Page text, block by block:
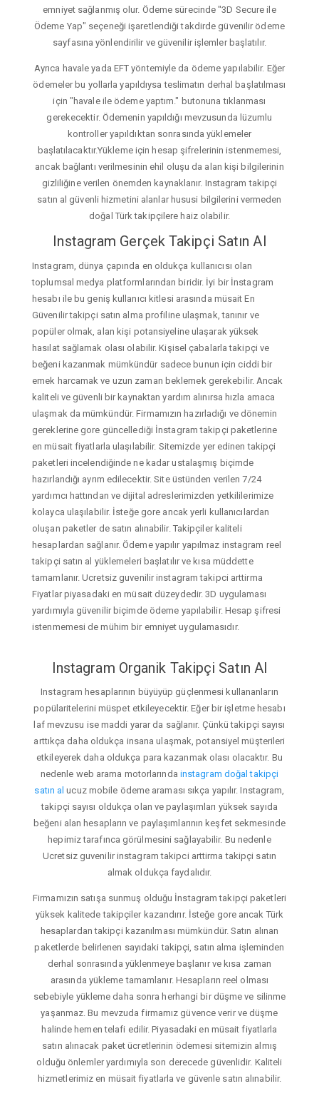
emniyet sağlanmış olur. Ödeme sürecinde "3D Secure ile
Ödeme Yap" seçeneği işaretlendiği takdirde güvenilir ödeme
sayfasına yönlendirilir ve güvenilir işlemler başlatılır.
Ayrıca havale yada EFT yöntemiyle da ödeme yapılabilir. Eğer
ödemeler bu yollarla yapıldıysa teslimatın derhal başlatılması
için "havale ile ödeme yaptım." butonuna tıklanması
gerekecektir. Ödemenin yapıldığı mevzusunda lüzumlu
kontroller yapıldıktan sonrasında yüklemeler
başlatılacaktır.Yükleme için hesap şifrelerinin istenmemesi,
ancak bağlantı verilmesinin ehil oluşu da alan kişi bilgilerinin
gizliliğine verilen önemden kaynaklanır. Instagram takipçi
satın al güvenli hizmetini alanlar hususi bilgilerini vermeden
doğal Türk takipçilere haiz olabilir.
Instagram Gerçek Takipçi Satın Al
Instagram, dünya çapında en oldukça kullanıcısı olan
toplumsal medya platformlarından biridir. İyi bir İnstagram
hesabı ile bu geniş kullanıcı kitlesi arasında müsait En
Güvenilir takipçi satın alma profiline ulaşmak, tanınır ve
popüler olmak, alan kişi potansiyeline ulaşarak yüksek
hasılat sağlamak olası olabilir. Kişisel çabalarla takipçi ve
beğeni kazanmak mümkündür sadece bunun için ciddi bir
emek harcamak ve uzun zaman beklemek gerekebilir. Ancak
kaliteli ve güvenli bir kaynaktan yardım alınırsa hızla amaca
ulaşmak da mümkündür. Firmamızın hazırladığı ve dönemin
gereklerine gore güncellediği İnstagram takipçi paketlerine
en müsait fiyatlarla ulaşılabilir. Sitemizde yer edinen takipçi
paketleri incelendiğinde ne kadar ustalaşmış biçimde
hazırlandığı ayrım edilecektir. Site üstünden verilen 7/24
yardımcı hattından ve dijital adreslerimizden yetkililerimize
kolayca ulaşılabilir. İsteğe gore ancak yerli kullanıcılardan
oluşan paketler de satın alınabilir. Takipçiler kaliteli
hesaplardan sağlanır. Ödeme yapılır yapılmaz instagram reel
takipçi satın al yüklemeleri başlatılır ve kısa müddette
tamamlanır. Ucretsiz guvenilir instagram takipci arttirma
Fiyatlar piyasadaki en müsait düzeydedir. 3D uygulaması
yardımıyla güvenilir biçimde ödeme yapılabilir. Hesap şifresi
istenmemesi de mühim bir emniyet uygulamasıdır.
Instagram Organik Takipçi Satın Al
Instagram hesaplarının büyüyüp güçlenmesi kullananların
popülaritelerini müspet etkileyecektir. Eğer bir işletme hesabı
laf mevzusu ise maddi yarar da sağlanır. Çünkü takipçi sayısı
arttıkça daha oldukça insana ulaşmak, potansiyel müşterileri
etkileyerek daha oldukça para kazanmak olası olacaktır. Bu
nedenle web arama motorlarında instagram doğal takipçi
satın al ucuz mobile ödeme araması sıkça yapılır. Instagram,
takipçi sayısı oldukça olan ve paylaşımları yüksek sayıda
beğeni alan hesapların ve paylaşımlarının keşfet sekmesinde
hepimiz tarafınca görülmesini sağlayabilir. Bu nedenle
Ucretsiz guvenilir instagram takipci arttirma takipçi satın
almak oldukça faydalıdır.
Firmamızın satışa sunmuş olduğu İnstagram takipçi paketleri
yüksek kalitede takipçiler kazandırır. İsteğe gore ancak Türk
hesaplardan takipçi kazanılması mümkündür. Satın alınan
paketlerde belirlenen sayıdaki takipçi, satın alma işleminden
derhal sonrasında yüklenmeye başlanır ve kısa zaman
arasında yükleme tamamlanır. Hesapların reel olması
sebebiyle yükleme daha sonra herhangi bir düşme ve silinme
yaşanmaz. Bu mevzuda firmamız güvence verir ve düşme
halinde hemen telafi edilir. Piyasadaki en müsait fiyatlarla
satın alınacak paket ücretlerinin ödemesi sitemizin almış
olduğu önlemler yardımıyla son derecede güvenlidir. Kaliteli
hizmetlerimiz en müsait fiyatlarla ve güvenle satın alınabilir.